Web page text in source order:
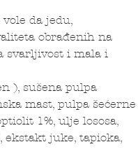
da jedu,
obrađenih na
svarljivost i mala i
), sušena pulpa
mast, pulpa šećerne
1%, ulje lososa,
ekstakt juke, tapioka,